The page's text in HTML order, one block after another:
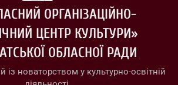
ОРГАНІЗАЦІЙНО-
ЦЕНТР КУЛЬТУРИ»
ОБЛАСНОЇ РАДИ
із новаторством у культурно-освітній